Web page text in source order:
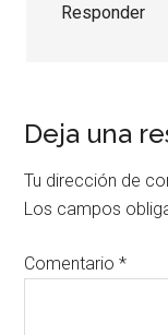
Responder
Deja una
Tu dirección de
Los campos
Comentario*